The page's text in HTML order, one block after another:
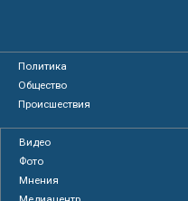
Политика
Общество
Происшествия
Видео
Фото
Мнения